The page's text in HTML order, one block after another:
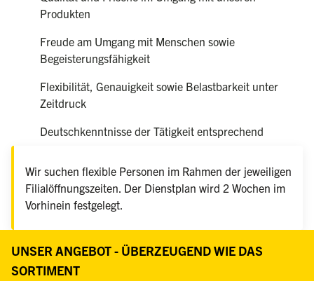
Produkten
Freude am Umgang mit Menschen sowie
Begeisterungsfähigkeit
Flexibilität, Genauigkeit sowie Belastbarkeit unter
Zeitdruck
Deutschkenntnisse der Tätigkeit entsprechend
Wir suchen flexible Personen im Rahmen der jeweiligen
Filialöffnungszeiten. Der Dienstplan wird 2 Wochen im
Vorhinein festgelegt.
UNSER ANGEBOT - ÜBERZEUGEND WIE DAS
SORTIMENT